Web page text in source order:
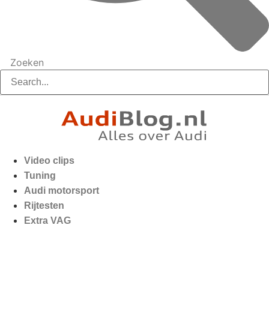
Zoeken
Video clips
Tuning
Audi motorsport
Rijtesten
Extra VAG